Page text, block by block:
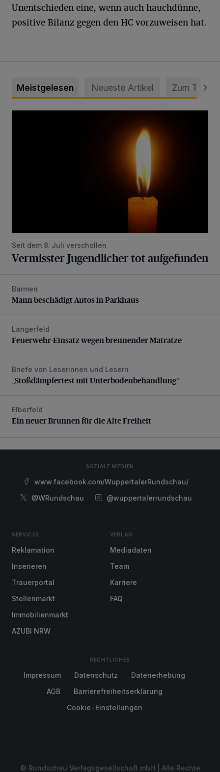
Unentschieden eine, wenn auch hauchdünne,
positive Bilanz gegen den HC vorzuweisen hat.
Meistgelesen Neueste Artikel Zum Thema
Seit dem 8. Juli verschollen
Vermisster Jugendlicher tot aufgefunden
Mann beschädigt Autos in Parkhaus
Barmen
Mann beschädigt Autos in Parkhaus
Feuerwehr-Einsatz wegen brennender Matratze
Langerfeld
Feuerwehr-Einsatz wegen brennender Matratze
„Stoßdämpfertest mit Unterbodenbehandlung“
Briefe von Leserinnen und Lesern
„Stoßdämpfertest mit Unterbodenbehandlung“
Ein neuer Brunnen für die Alte Freiheit
Elberfeld
Ein neuer Brunnen für die Alte Freiheit
SOZIALE MEDIEN
www.facebook.com/WuppertalerRundschau/
@WRundschau
@wuppertalerrundschau
SERVICES
Reklamation
Inserieren
Trauerportal
Stellenmarkt
Immobilienmarkt
AZUBI NRW
VERLAG
Mediadaten
Team
Karriere
FAQ
RECHTLICHES
Impressum Datenschutz
Datenerhebung
AGB
Barrierefreiheitserklärung
Cookie-Einstellungen
© Rundschau Verlagsgesellschaft mbH | Alle Rechte